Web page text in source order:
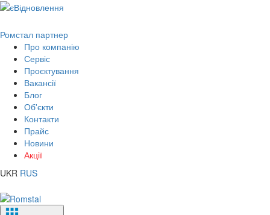
Ромстал партнер
Про компанію
Сервіс
Проєктування
Вакансії
Блог
Об'єкти
Контакти
Прайс
Новини
Акції
UKR RUS